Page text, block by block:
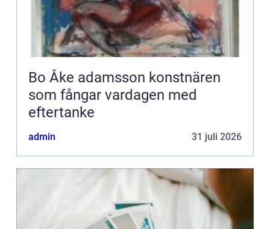
Bo Åke adamsson konstnären
som fångar vardagen med
eftertanke
admin 31 juli 2026